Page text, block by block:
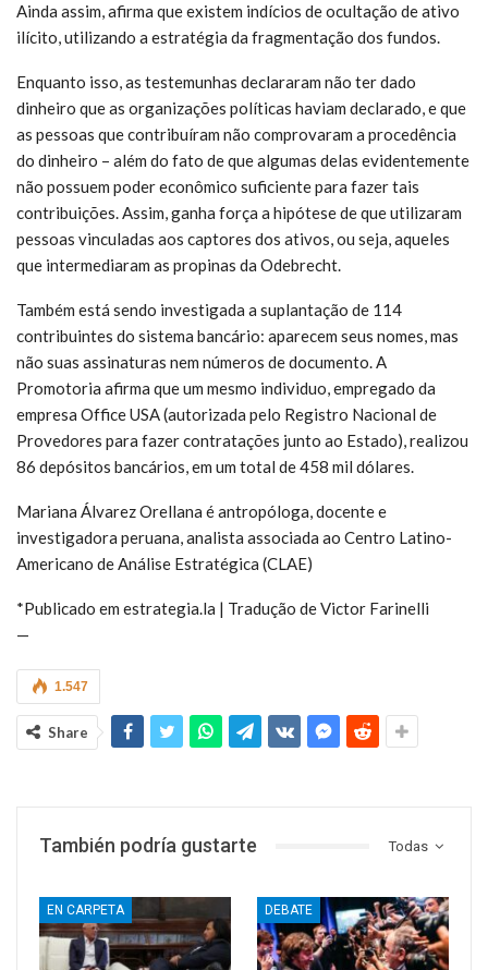
Ainda assim, afirma que existem indícios de ocultação de ativo
ilícito, utilizando a estratégia da fragmentação dos fundos.
Enquanto isso, as testemunhas declararam não ter dado
dinheiro que as organizações políticas haviam declarado, e que
as pessoas que contribuíram não comprovaram a procedência
do dinheiro – além do fato de que algumas delas evidentemente
não possuem poder econômico suficiente para fazer tais
contribuições. Assim, ganha força a hipótese de que utilizaram
pessoas vinculadas aos captores dos ativos, ou seja, aqueles
que intermediaram as propinas da Odebrecht.
Também está sendo investigada a suplantação de 114
contribuintes do sistema bancário: aparecem seus nomes, mas
não suas assinaturas nem números de documento. A
Promotoria afirma que um mesmo individuo, empregado da
empresa Office USA (autorizada pelo Registro Nacional de
Provedores para fazer contratações junto ao Estado), realizou
86 depósitos bancários, em um total de 458 mil dólares.
Mariana Álvarez Orellana é antropóloga, docente e
investigadora peruana, analista associada ao Centro Latino-
Americano de Análise Estratégica (CLAE)
*Publicado em estrategia.la | Tradução de Victor Farinelli
—
1.547
Share
Todas
También podría gustarte
EN CARPETA DEBATE